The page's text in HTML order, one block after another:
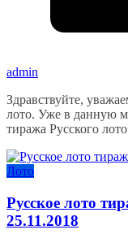
admin
Здравствуйте,
лото. Уже в данную
тиража Русского
Лото
Русское лото
25.11.2018